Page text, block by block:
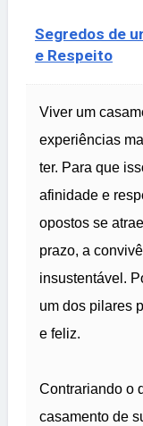
Segredos de
e Respeito
Viver um
experiências
ter. Para que
afinidade e
opostos se
prazo, a
insustentável.
um dos pilares
e feliz.
Contrariando o
casamento de